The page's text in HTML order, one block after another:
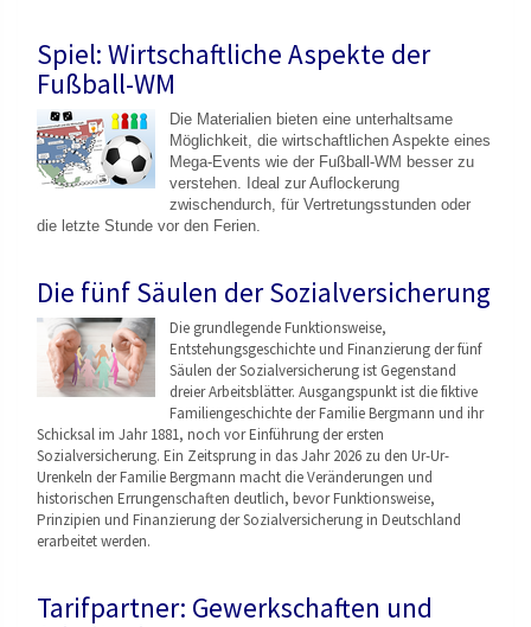
Spiel: Wirtschaftliche Aspekte der
Fußball-WM
Die Materialien bieten eine unterhaltsame
Möglichkeit, die wirtschaftlichen Aspekte eines
Mega-Events wie der Fußball-WM besser zu
verstehen. Ideal zur Auflockerung
zwischendurch, für Vertretungsstunden oder
die letzte Stunde vor den Ferien.
Die fünf Säulen der Sozialversicherung
Die grundlegende Funktionsweise,
Entstehungsgeschichte und Finanzierung der fünf
Säulen der Sozialversicherung ist Gegenstand
dreier Arbeitsblätter. Ausgangspunkt ist die fiktive
Familiengeschichte der Familie Bergmann und ihr
Schicksal im Jahr 1881, noch vor Einführung der ersten
Sozialversicherung. Ein Zeitsprung in das Jahr 2026 zu den Ur-Ur-
Urenkeln der Familie Bergmann macht die Veränderungen und
historischen Errungenschaften deutlich, bevor Funktionsweise,
Prinzipien und Finanzierung der Sozialversicherung in Deutschland
erarbeitet werden.
Tarifpartner: Gewerkschaften und